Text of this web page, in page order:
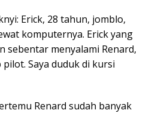
Erick, 28 tahun, jomblo,
komputernya. Erick yang
sebentar menyalami Renard,
Saya duduk di kursi
Renard sudah banyak